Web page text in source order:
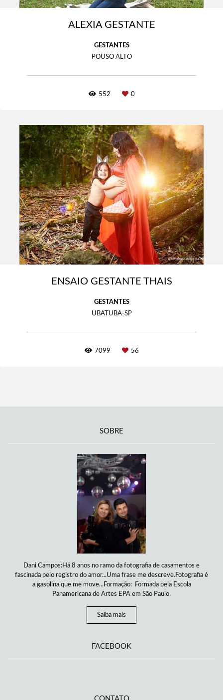
ALEXIA GESTANTE
GESTANTES
POUSO ALTO
552 0
ENSAIO GESTANTE THAIS
GESTANTES
UBATUBA-SP
7099 56
SOBRE
Dani Campos:Há 8 anos no ramo da fotografia de casamentos e
fascinada pelo registro do amor...Uma frase me descreve.Fotografia é
a gasolina que me move...Formação: Formada pela Escola
Panamericana de Artes EPA em São Paulo.
Saiba mais
FACEBOOK